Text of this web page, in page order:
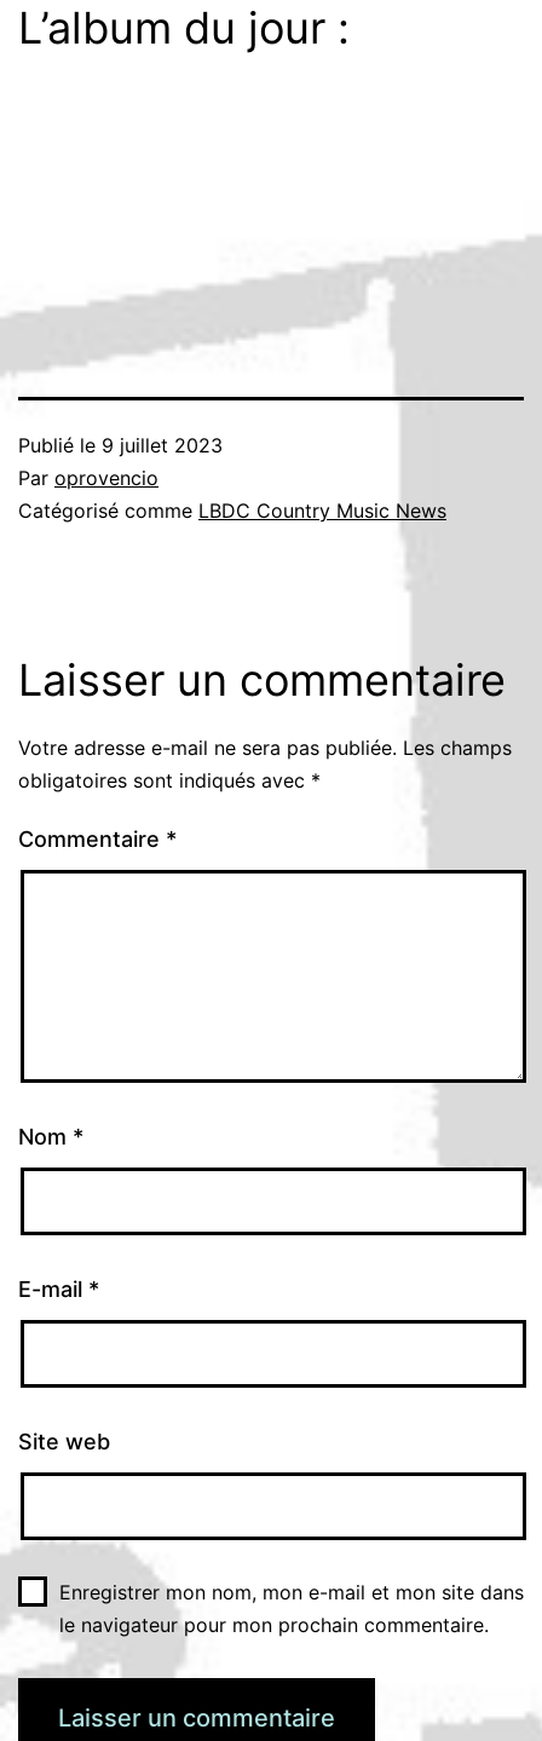
L’album du jour :
Publié le 9 juillet 2023
Par oprovencio
Catégorisé comme LBDC Country Music News
Laisser un commentaire
Votre adresse e-mail ne sera pas publiée. Les champs
obligatoires sont indiqués avec *
Commentaire *
Nom *
E-mail *
Site web
Enregistrer mon nom, mon e-mail et mon site dans
le navigateur pour mon prochain commentaire.